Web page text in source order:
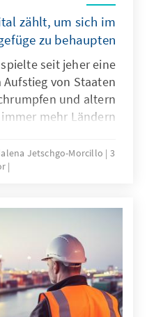
zählt, um sich im
zu behaupten
seit jeher eine
von Staaten
und altern
mehr Ländern
vorgezeichnet, und
mit einer
von wirtschaftlichen,
gesellschaftlichen
Mittelmächten gibt
Zusammenhänge
Wandel,
und der globalen
Machtstruktur.
Jetschgo-Morcillo
3 ביוני 2024